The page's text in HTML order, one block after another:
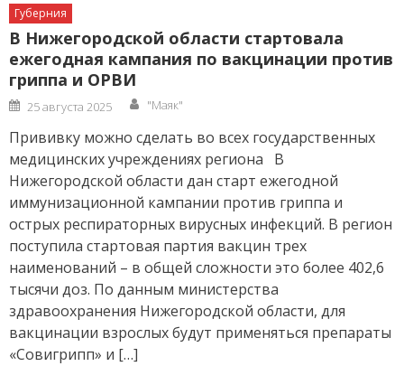
Губерния
В Нижегородской области стартовала
ежегодная кампания по вакцинации против
гриппа и ОРВИ
Posted
on
25 августа 2025 Author
"Маяк"
Прививку можно сделать во всех государственных
медицинских учреждениях региона В
Нижегородской области дан старт ежегодной
иммунизационной кампании против гриппа и
острых респираторных вирусных инфекций. В регион
поступила стартовая партия вакцин трех
наименований – в общей сложности это более 402,6
тысячи доз. По данным министерства
здравоохранения Нижегородской области, для
вакцинации взрослых будут применяться препараты
«Совигрипп» и […]